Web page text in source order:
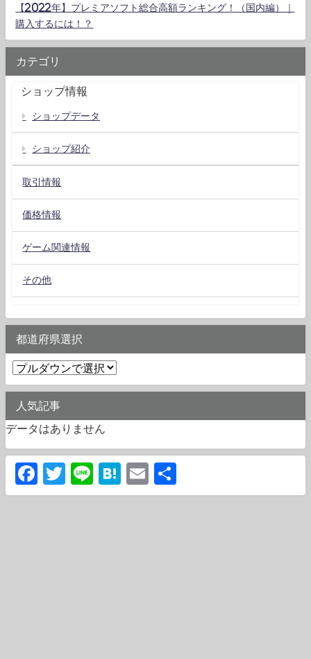
【2022年】プレミアソフト総合高額ランキング！（国内編）｜
購入するには！？
カテゴリ
ショップ情報
ショップデータ
ショップ紹介
取引情報
価格情報
ゲーム関連情報
その他
都道府県選択
人気記事
データはありません
Facebook
Twitter
LineHatena
Email
有